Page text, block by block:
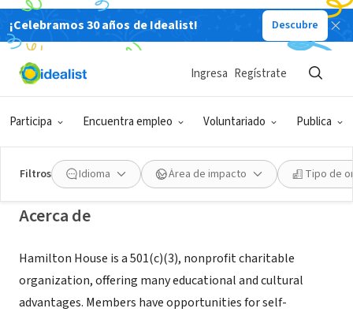
¡Celebramos 30 años de Idealist! Descubre
Participa Encuentra empleo Voluntariado Publica
Ingresa Regístrate
Filtros Idioma Área de impacto Tipo de
ORGANIZACIÓN SIN FIN DE LUCRO
Hamilton House, Adult Learning
Exchange
Providence, RI|HistoricHamilton.com
Acerca de
Hamilton House is a 501(c)(3), nonprofit charitable
organization, offering many educational and cultural
advantages. Members have opportunities for self-